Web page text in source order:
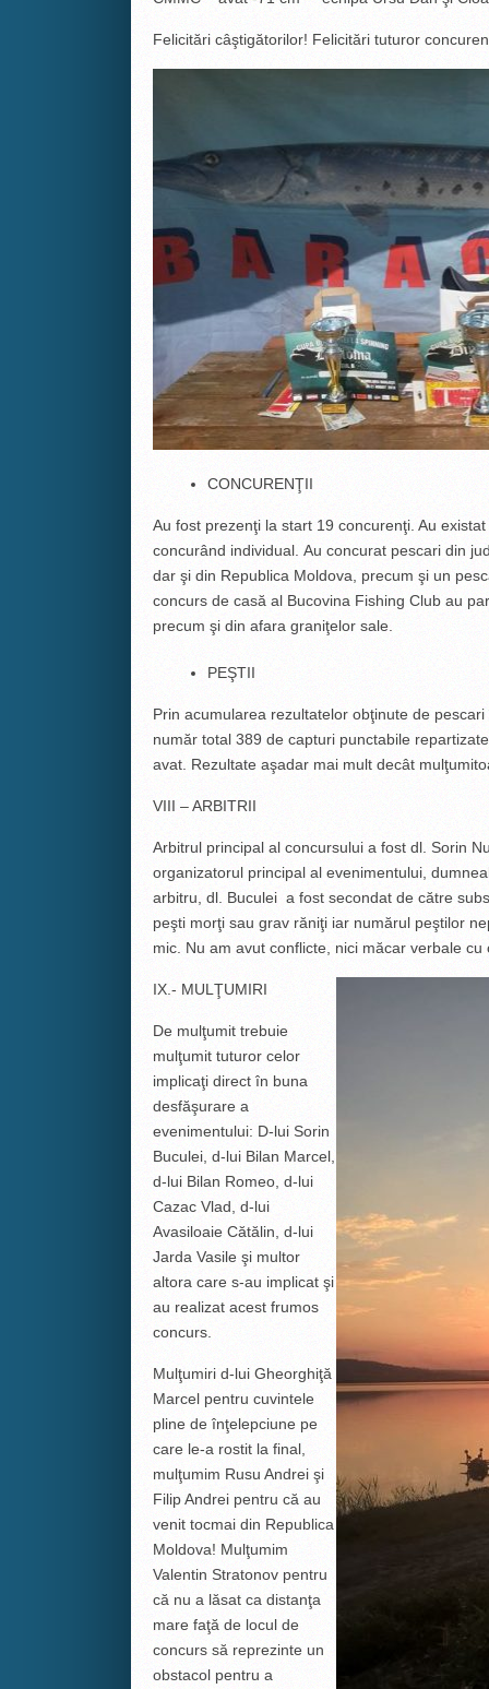
Felicitări câştigătorilor! Felicitări tuturor
CONCURENŢII
Au fost prezenţi la start 19 concurenţi. Au
concurând individual. Au concurat pescari din
dar şi din Republica Moldova, precum şi un
concurs de casă al Bucovina Fishing Club au
precum şi din afara graniţelor sale.
PEŞTII
Prin acumularea rezultatelor obţinute de
număr total 389 de capturi punctabile
avat. Rezultate aşadar mai mult decât
VIII – ARBITRII
Arbitrul principal al concursului a fost dl. Sorin
organizatorul principal al evenimentului,
arbitru, dl. Buculei a fost secondat de către
peşti morţi sau grav răniţi iar numărul peştilor
mic. Nu am avut conflicte, nici măcar verbale
IX.- MULŢUMIRI
De mulţumit trebuie
mulţumit tuturor celor
implicaţi direct în buna
desfăşurare a
evenimentului: D-lui Sorin
Buculei, d-lui Bilan Marcel,
d-lui Bilan Romeo, d-lui
Cazac Vlad, d-lui
Avasiloaie Cătălin, d-lui
Jarda Vasile şi multor
altora care s-au implicat şi
au realizat acest frumos
concurs.
Mulţumiri d-lui Gheorghiţă
Marcel pentru cuvintele
pline de înţelepciune pe
care le-a rostit la final,
mulţumim Rusu Andrei şi
Filip Andrei pentru că au
venit tocmai din Republica
Moldova! Mulţumim
Valentin Stratonov pentru
că nu a lăsat ca distanţa
mare faţă de locul de
concurs să reprezinte un
obstacol pentru a